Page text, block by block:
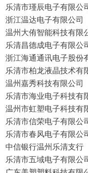
乐清市瑾辰电子有限公
浙江温达电子有限公司
温州大侑智能科技有限
乐清昌德成电子有限公
浙江海通通讯电子股份
乐清市柏龙液晶技术有
温州嘉秀科技有限公司
乐清市海业电子科技有
温州市虹塑电子科技有
乐清市信荣电子有限公
乐清市春风电子有限公
中信银行温州乐清支行
乐清市五域电子有限公